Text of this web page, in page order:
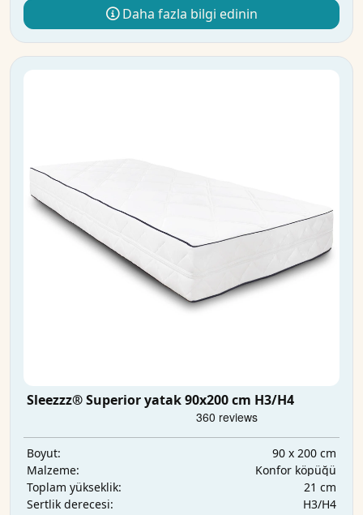
Daha fazla bilgi edinin
Sleezzz® Superior yatak 90x200 cm H3/H4
Boyut:
90 x 200 cm
Malzeme:
Konfor köpüğü
Toplam yükseklik:
21 cm
Sertlik derecesi:
H3/H4